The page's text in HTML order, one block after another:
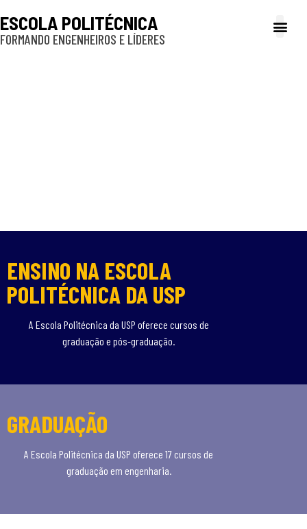
ESCOLA POLITÉCNICA
FORMANDO ENGENHEIROS E LÍDERES
ENSINO NA ESCOLA
POLITÉCNICA DA USP
A Escola Politécnica da USP oferece cursos de
graduação e pós-graduação.
GRADUAÇÃO
A Escola Politécnica da USP oferece 17 cursos de
graduação em engenharia.